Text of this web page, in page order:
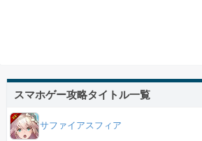
スマホゲー攻略タイトル一覧
サファイアスフィア